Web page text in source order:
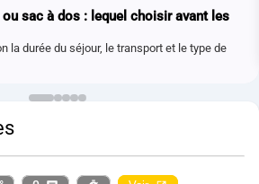
sac à dos : lequel choisir avant les
la durée du séjour, le transport et le type de